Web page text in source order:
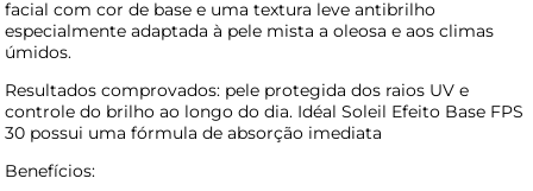
facial com cor de base e uma textura leve antibrilho
especialmente adaptada à pele mista a oleosa e aos climas
úmidos.
Resultados comprovados: pele protegida dos raios UV e
controle do brilho ao longo do dia. Idéal Soleil Efeito Base FPS
30 possui uma fórmula de absorção imediata
Benefícios: